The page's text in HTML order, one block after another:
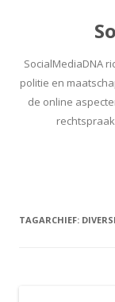
SocialMediaDNA
politie en
de online
TAGARCHIEF: